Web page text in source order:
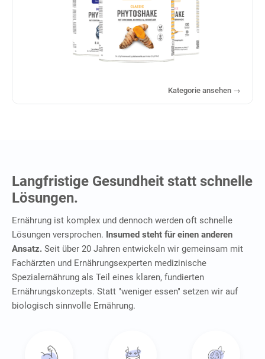
Kategorie ansehen →
Langfristige Gesundheit statt schnelle
Lösungen.
Ernährung ist komplex und dennoch werden oft schnelle
Lösungen versprochen. Insumed steht für einen anderen
Ansatz. Seit über 20 Jahren entwickeln wir gemeinsam mit
Fachärzten und Ernährungsexperten medizinische
Spezialernährung als Teil eines klaren, fundierten
Ernährungskonzepts. Statt "weniger essen" setzen wir auf
biologisch sinnvolle Ernährung.